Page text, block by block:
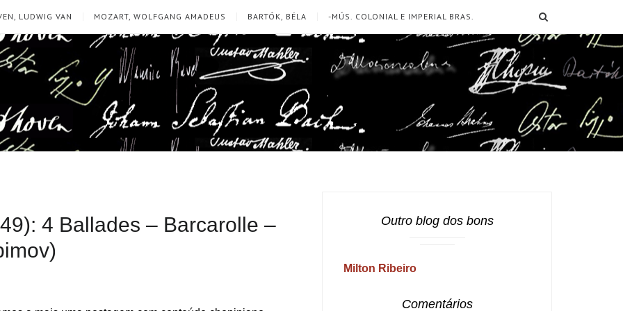
LUDWIG VAN MOZART, WOLFGANG AMADEUS BARTÓK, BÉLA -MÚS. COLONIAL E IMPERIAL BRAS.
4 Ballades – Barcarolle –
Outro blog dos bons
Milton Ribeiro
Comentários